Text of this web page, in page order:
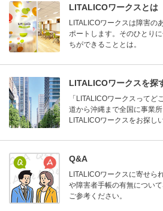
LITALICOワークスとは
LITALICOワークスは障害の
ポートします。そのひとり
ちができることとは。
LITALICOワークスを探
「LITALICOワークスって
道から沖縄まで全国に事業
LITALICOワークスをお探し
Q&A
LITALICOワークスに寄せら
や障害者手帳の有無につい
ご参考ください。